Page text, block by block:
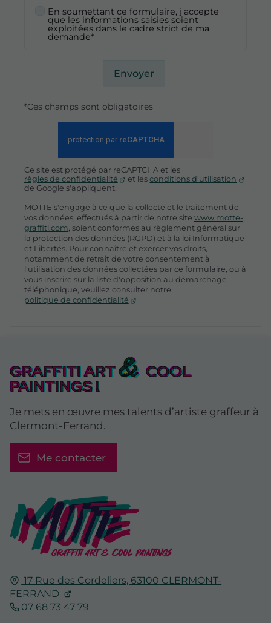
En soumettant ce formulaire, j'accepte
que les informations saisies soient
exploitées dans le cadre strict de ma
demande*
Envoyer
*Ces champs sont obligatoires
Ce site est protégé par reCAPTCHA et les
règles de confidentialité
et lesconditions d'utilisation
de Google s'appliquent.
MOTTE s'engage à ce que la collecte et le traitement de
vos données, effectués à partir de notre site www.motte-
graffiti.com, soient conformes au règlement général sur
la protection des données (RGPD) et à la loi Informatique
et Libertés. Pour connaître et exercer vos droits,
notamment de retrait de votre consentement à
l'utilisation des données collectées par ce formulaire, ou à
vous inscrire sur la liste d'opposition au démarchage
téléphonique, veuillez consulter notre
politique de confidentialité
17 Rue des Cordeliers, 63100 CLERMONT-
FERRAND
07 68 73 47 79
GRAFFITI ART& COOL
PAINTINGS !
Je mets en œuvre mes talents d’artiste graffeur à
Clermont-Ferrand.
Me contacter